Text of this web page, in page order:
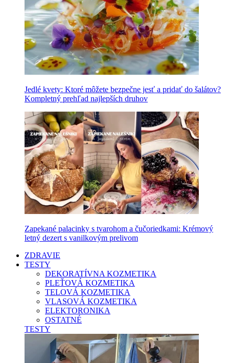
Jedlé kvety: Ktoré môžete bezpečne jesť a pridať do šalátov?
Kompletný prehľad najlepších druhov
Zapekané palacinky s tvarohom a čučoriedkami: Krémový
letný dezert s vanilkovým prelivom
ZDRAVIE
TESTY
DEKORATÍVNA KOZMETIKA
PLEŤOVÁ KOZMETIKA
TELOVÁ KOZMETIKA
VLASOVÁ KOZMETIKA
ELEKTORONIKA
OSTATNÉ
TESTY